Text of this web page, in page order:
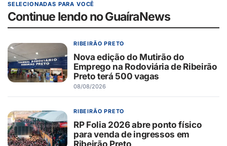
SELECIONADAS PARA VOCÊ
Continue lendo no GuaíraNews
RIBEIRÃO PRETO
Nova edição do Mutirão do
Emprego na Rodoviária de Ribeirão
Preto terá 500 vagas
08/08/2026
RIBEIRÃO PRETO
RP Folia 2026 abre ponto físico
para venda de ingressos em
Ribeirão Preto